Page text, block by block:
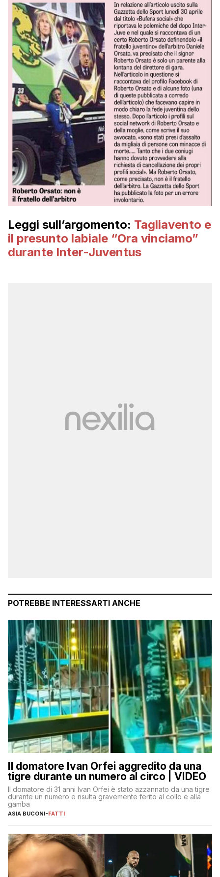
Leggi sull’argomento: Tagliavento e
il presunto labiale “Ora vinciamo”
durante Inter-Juventus
POTREBBE INTERESSARTI ANCHE
Il domatore Ivan Orfei aggredito da una
tigre durante un numero al circo | VIDEO
Il domatore di 31 anni Ivan Orfei è stato azzannato da una tigre
durante un numero e risulta gravemente ferito al collo e alla
gamba
ASIA BUCONI-FATTI